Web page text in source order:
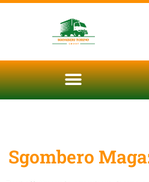
Sgombero